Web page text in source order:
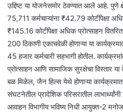
उद्दिष्ट या योजनेसमोर ठेवण्यात आले आहे. पुणे
75,711 कर्मचाऱ्यांना ₹42.79 कोटींपेक्षा
₹145.16 कोटींपेक्षा अधिक प्रोत्साहन
200 ठिकाणी एकाचवेळी होणाऱ्या या
45 हजार कर्मचारी सहभागी होतील.
प्रोत्साहन आणि सामाजिक सुरक्षेचा विस्तार
बळ मिळेल, जैन हिल्स येथे होणाऱ्या कार्यक्रमात
संघटनेतील प्रादेशिक परिसरातील
आवाहन विभागीय भविष्य निधी आयुक्त-2